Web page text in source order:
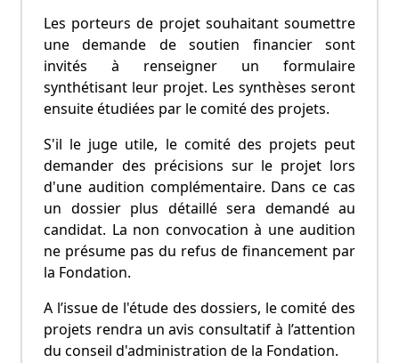
Les porteurs de projet souhaitant soumettre
une demande de soutien financier sont
invités à renseigner un formulaire
synthétisant leur projet. Les synthèses seront
ensuite étudiées par le comité des projets.
S'il le juge utile, le comité des projets peut
demander des précisions sur le projet lors
d'une audition complémentaire. Dans ce cas
un dossier plus détaillé sera demandé au
candidat. La non convocation à une audition
ne présume pas du refus de financement par
la Fondation.
A l’issue de l'étude des dossiers, le comité des
projets rendra un avis consultatif à l’attention
du conseil d'administration de la Fondation.